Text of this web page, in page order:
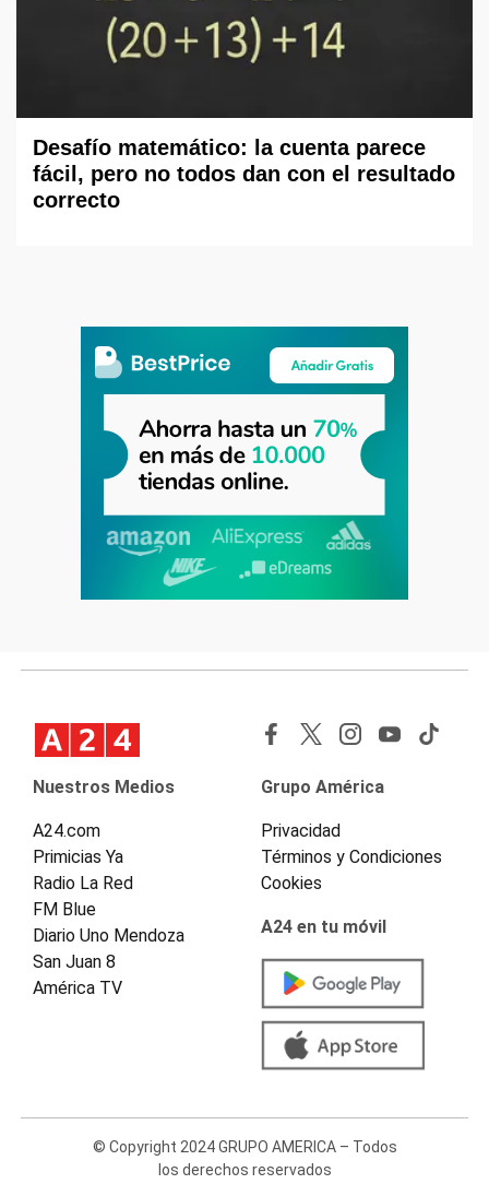
Desafío matemático: la cuenta parece
fácil, pero no todos dan con el resultado
correcto
Nuestros Medios
A24.com
Primicias Ya
Radio La Red
FM Blue
Diario Uno Mendoza
San Juan 8
América TV
Grupo América
Privacidad
Términos y Condiciones
Cookies
A24 en tu móvil
© Copyright 2024 GRUPO AMERICA – Todos
los derechos reservados